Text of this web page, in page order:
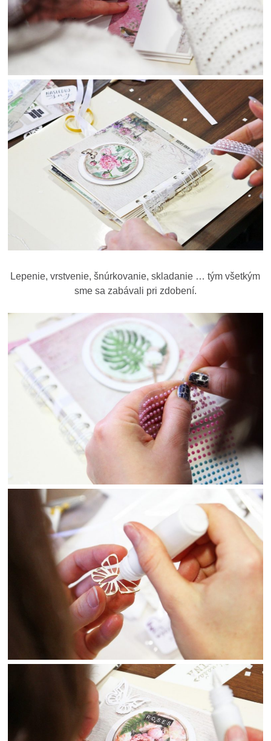
Lepenie, vrstvenie, šnúrkovanie, skladanie … tým všetkým
sme sa zabávali pri zdobení.